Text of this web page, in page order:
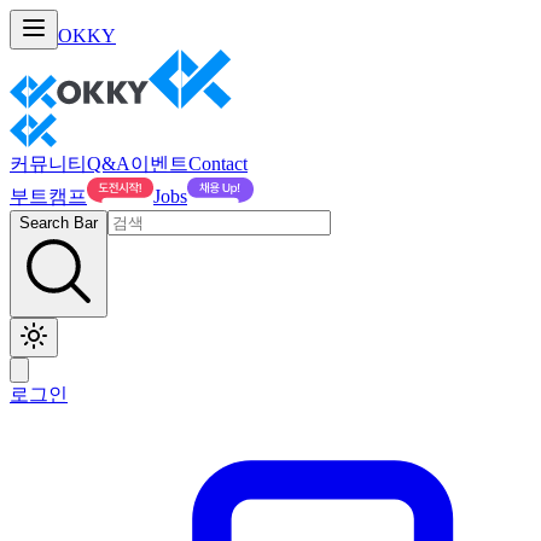
OKKY
커뮤니티 Q&A이벤트Contact
부트캠프
Jobs
Search Bar
로그인